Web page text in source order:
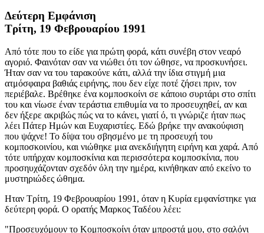
Δεύτερη Εμφάνιση
Τρίτη, 19 Φεβρουαρίου 1991
Από τότε που το είδε για πρώτη φορά, κάτι συνέβη στον νεαρό
αγοριό. Φαινόταν σαν να νιώθει ότι τον ώθησε, να προσκυνήσει.
Ήταν σαν να του ταρακούνε κάτι, αλλά την ίδια στιγμή μια
ατμόσφαιρα βαθιάς ειρήνης, που δεν είχε ποτέ ζήσει πριν, τον
περιέβαλε. Βρέθηκε ένα κομποσκοίνι σε κάποιο συρτάρι στο σπίτι
του και νίωσε έναν τεράστια επιθυμία να το προσευχηθεί, αν και
δεν ήξερε ακριβώς πώς να το κάνει, γιατί ό, τι γνώριζε ήταν πως
λέει Πάτερ Ημών και Ευχαριστίες. Εδώ βρήκε την ανακούφιση
που ψάχνε! Το δίψα του σβησμένο με τη προσευχή του
κομποσκοινίου, και νιώθηκε μια ανεκδιήγητη ειρήνη και χαρά. Από
τότε υπήρχαν κομποσκίνια και περισσότερα κομποσκίνια, που
προσηυχάζονταν σχεδόν όλη την ημέρα, κινήθηκαν από εκείνο το
μυστηριώδες ώθημα.
Ηταν Τρίτη, 19 Φεβρουαρίου 1991, όταν η Κυρία εμφανίστηκε για
δεύτερη φορά. Ο ορατής Μαρκος Ταδέου λέει:
"Προσευχόμουν το Κομποσκοίνι όταν μπροστά μου, στο σαλόνι